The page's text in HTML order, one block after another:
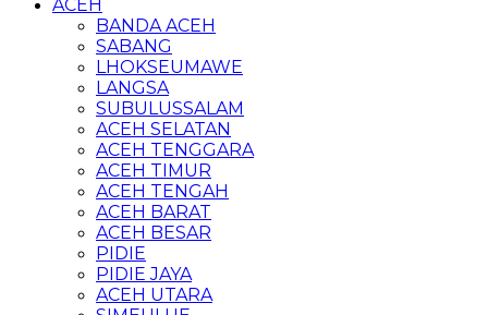
ACEH
BANDA ACEH
SABANG
LHOKSEUMAWE
LANGSA
SUBULUSSALAM
ACEH SELATAN
ACEH TENGGARA
ACEH TIMUR
ACEH TENGAH
ACEH BARAT
ACEH BESAR
PIDIE
PIDIE JAYA
ACEH UTARA